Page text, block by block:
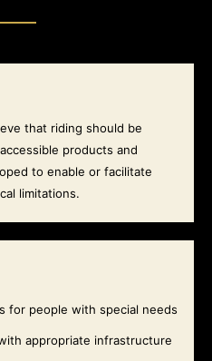
that riding should be
products and
to enable or facilitate
limitations.
for people with special needs
appropriate infrastructure